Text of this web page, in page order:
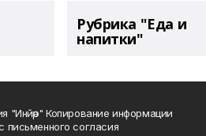
Рубрика "Еда и
напитки"
"Инйәр" Копирование информации
письменного согласия